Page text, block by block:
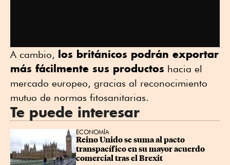
A cambio, los británicos podrán exportar
más fácilmente sus productos hacia el
mercado europeo, gracias al reconocimiento
mutuo de normas fitosanitarias.
Te puede interesar
ECONOMÍA
Reino Unido se suma al pacto
transpacífico en su mayor acuerdo
comercial tras el Brexit